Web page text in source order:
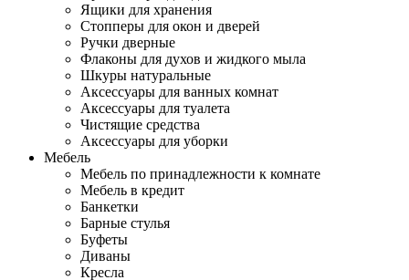
Ящики для хранения
Стопперы для окон и дверей
Ручки дверные
Флаконы для духов и жидкого мыла
Шкуры натуральные
Аксессуары для ванных комнат
Аксессуары для туалета
Чистящие средства
Аксессуары для уборки
Мебель
Мебель по принадлежности к комнате
Мебель в кредит
Банкетки
Барные стулья
Буфеты
Диваны
Кресла